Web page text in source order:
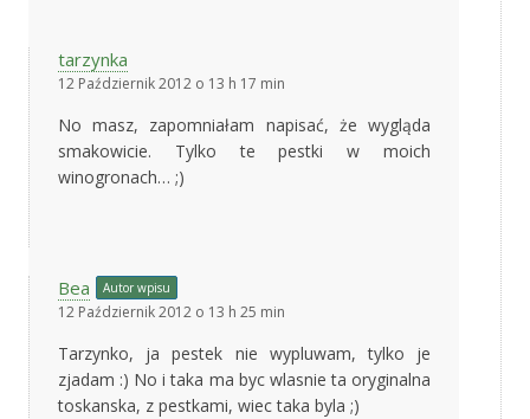
tarzynka
12 Październik 2012 o 13 h 17 min
No masz, zapomniałam napisać, że wygląda
smakowicie. Tylko te pestki w moich
winogronach… ;)
Bea Autor wpisu
12 Październik 2012 o 13 h 25 min
Tarzynko, ja pestek nie wypluwam, tylko je
zjadam :) No i taka ma byc wlasnie ta oryginalna
toskanska, z pestkami, wiec taka byla ;)